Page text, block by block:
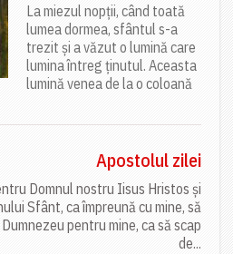
La miezul nopții, când toată
lumea dormea, sfântul s-a
trezit și a văzut o lumină care
lumina întreg ținutul. Aceasta
lumină venea de la o coloană
Apostolul zilei
Domnul nostru Iisus Hristos și
Sfânt, ca împreună cu mine, să
pentru mine, ca să scap
de...